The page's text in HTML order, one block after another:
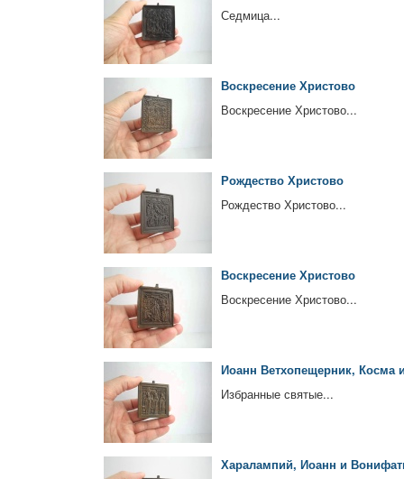
Седмица...
Воскресение Христово
Воскресение Христово...
Рождество Христово
Рождество Христово...
Воскресение Христово
Воскресение Христово...
Иоанн Ветхопещерник, Косма
Избранные святые...
Харалампий, Иоанн и